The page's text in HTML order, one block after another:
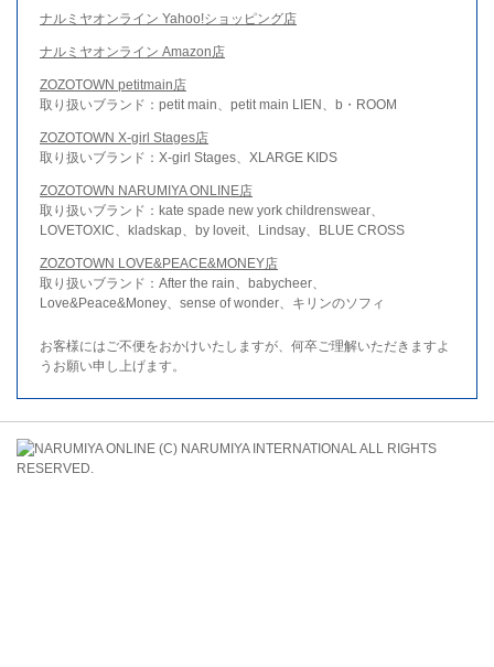
ナルミヤオンライン Yahoo!ショッピング店
ナルミヤオンライン Amazon店
ZOZOTOWN petitmain店
取り扱いブランド：petit main、petit main LIEN、b・ROOM
ZOZOTOWN X-girl Stages店
取り扱いブランド：X-girl Stages、XLARGE KIDS
ZOZOTOWN NARUMIYA ONLINE店
取り扱いブランド：kate spade new york childrenswear、
LOVETOXIC、kladskap、by loveit、Lindsay、BLUE CROSS
ZOZOTOWN LOVE&PEACE&MONEY店
取り扱いブランド：After the rain、babycheer、
Love&Peace&Money、sense of wonder、キリンのソフィ
お客様にはご不便をおかけいたしますが、何卒ご理解いただきますよ
うお願い申し上げます。